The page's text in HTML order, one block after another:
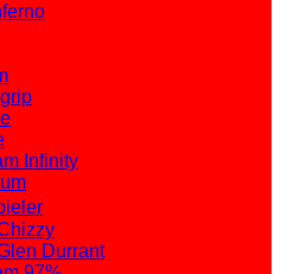
Infinity
Durrant